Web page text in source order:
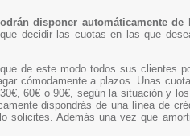
disponer automáticamente de
decidir las cuotas en las que
de este modo todos sus clientes
cómodamente a plazos. Unas
60€ o 90€, según la situación y
dispondrás de una línea de
solicites. Además una vez que